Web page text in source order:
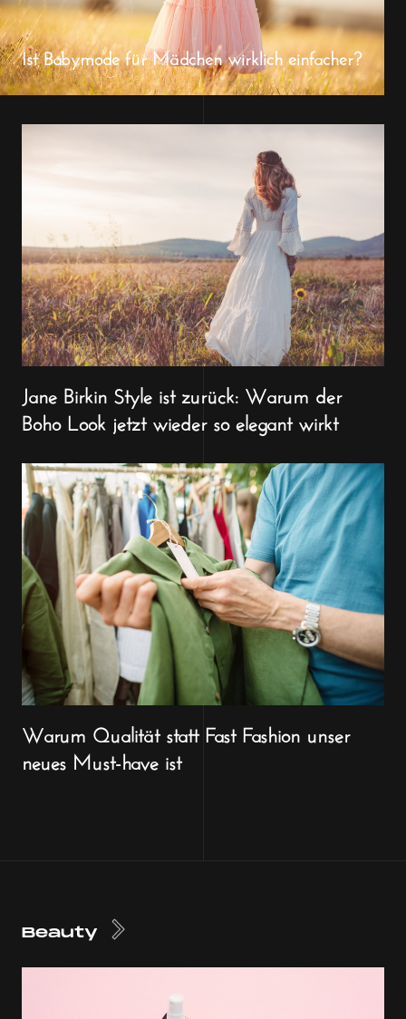
Ist Babymode für Mädchen wirklich einfacher?
Jane Birkin Style ist zurück: Warum der
Boho Look jetzt wieder so elegant wirkt
Warum Qualität statt Fast Fashion unser
neues Must-have ist
Beauty